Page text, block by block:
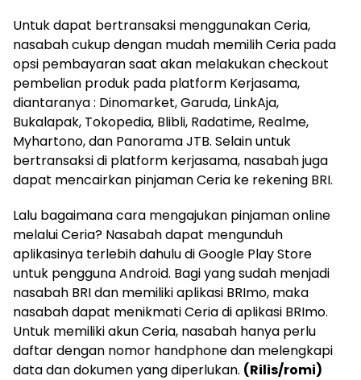
Untuk dapat bertransaksi menggunakan Ceria,
nasabah cukup dengan mudah memilih Ceria pada
opsi pembayaran saat akan melakukan checkout
pembelian produk pada platform Kerjasama,
diantaranya : Dinomarket, Garuda, LinkAja,
Bukalapak, Tokopedia, Blibli, Radatime, Realme,
Myhartono, dan Panorama JTB. Selain untuk
bertransaksi di platform kerjasama, nasabah juga
dapat mencairkan pinjaman Ceria ke rekening BRI.
Lalu bagaimana cara mengajukan pinjaman online
melalui Ceria? Nasabah dapat mengunduh
aplikasinya terlebih dahulu di Google Play Store
untuk pengguna Android. Bagi yang sudah menjadi
nasabah BRI dan memiliki aplikasi BRImo, maka
nasabah dapat menikmati Ceria di aplikasi BRImo.
Untuk memiliki akun Ceria, nasabah hanya perlu
daftar dengan nomor handphone dan melengkapi
data dan dokumen yang diperlukan. (Rilis/romi)